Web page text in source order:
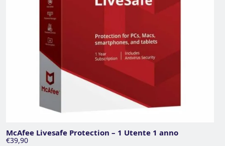
McAfee Livesafe Protection – 1 Utente 1 anno
€39,90